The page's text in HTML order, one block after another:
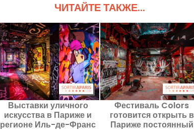
ЧИТАЙТЕ ТАКЖЕ...
Выставки уличного
искусства в Париже и
регионе Иль-де-Франс
Фестиваль Colors
готовится открыть в
Париже постоянный